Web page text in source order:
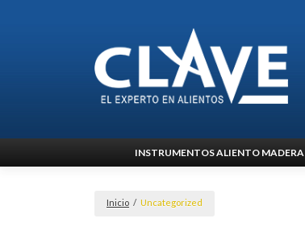
al
INSTRUMENTOS ALIENTO MADERA
Inicio / Uncategorized